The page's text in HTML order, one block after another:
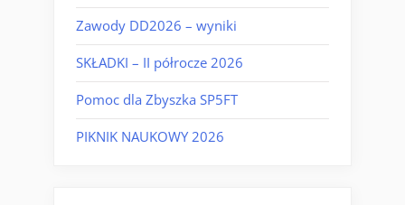
Zawody DD2026 – wyniki
SKŁADKI – II półrocze 2026
Pomoc dla Zbyszka SP5FT
PIKNIK NAUKOWY 2026